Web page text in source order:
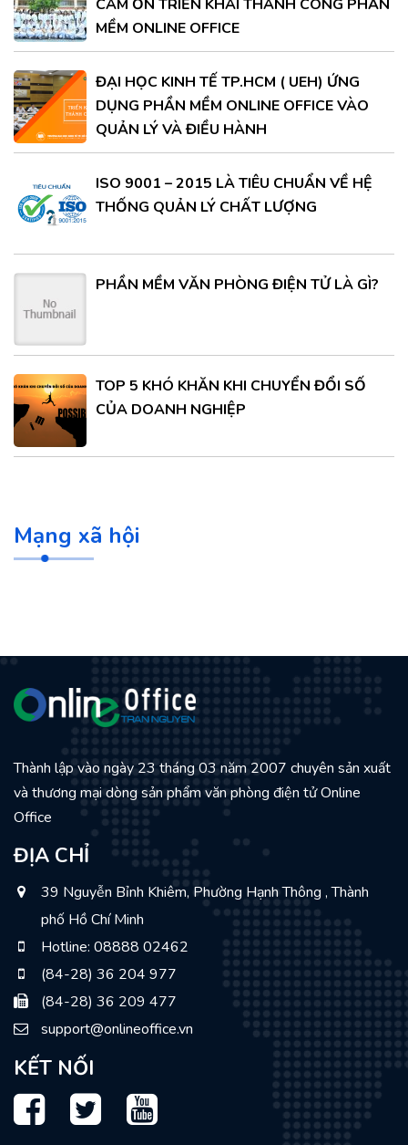
CÁM ƠN TRIỂN KHAI THÀNH CÔNG PHẦN
MỀM ONLINE OFFICE
ĐẠI HỌC KINH TẾ TP.HCM ( UEH) ỨNG
DỤNG PHẦN MỀM ONLINE OFFICE VÀO
QUẢN LÝ VÀ ĐIỀU HÀNH
ISO 9001 – 2015 LÀ TIÊU CHUẨN VỀ HỆ
THỐNG QUẢN LÝ CHẤT LƯỢNG
PHẦN MỀM VĂN PHÒNG ĐIỆN TỬ LÀ GÌ?
TOP 5 KHÓ KHĂN KHI CHUYỂN ĐỔI SỐ
CỦA DOANH NGHIỆP
Mạng xã hội
Thành lập vào ngày 23 tháng 03 năm 2007 chuyên sản xuất
và thương mại dòng sản phẩm văn phòng điện tử Online
Office
ĐỊA CHỈ
39 Nguyễn Bỉnh Khiêm, Phường Hạnh Thông , Thành
phố Hồ Chí Minh
Hotline: 08888 02462
(84-28) 36 204 977
(84-28) 36 209 477
support@onlineoffice.vn
KẾT NỐI
Facebook
TwitterYoutube